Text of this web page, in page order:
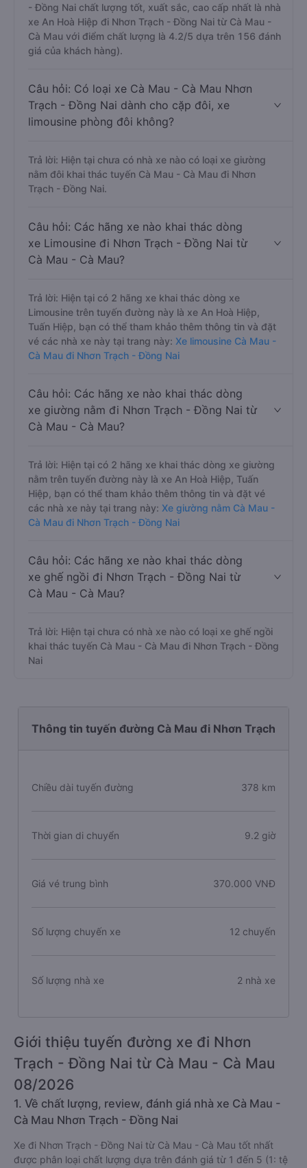
- Đồng Nai chất lượng tốt, xuất sắc, cao cấp nhất là nhà
xe An Hoà Hiệp đi Nhơn Trạch - Đồng Nai từ Cà Mau -
Cà Mau với điểm chất lượng là 4.2/5 dựa trên 156 đánh
giá của khách hàng).
Câu hỏi: Có loại xe Cà Mau - Cà Mau Nhơn
Trạch - Đồng Nai dành cho cặp đôi, xe
limousine phòng đôi không?
Trả lời: Hiện tại chưa có nhà xe nào có loại xe giường
nằm đôi khai thác tuyến Cà Mau - Cà Mau đi Nhơn
Trạch - Đồng Nai.
Câu hỏi: Các hãng xe nào khai thác dòng
xe Limousine đi Nhơn Trạch - Đồng Nai từ
Cà Mau - Cà Mau?
Trả lời: Hiện tại có 2 hãng xe khai thác dòng xe
Limousine trên tuyến đường này là xe An Hoà Hiệp,
Tuấn Hiệp, bạn có thể tham khảo thêm thông tin và đặt
vé các nhà xe này tại trang này: Xe limousine Cà Mau -
Cà Mau đi Nhơn Trạch - Đồng Nai
Câu hỏi: Các hãng xe nào khai thác dòng
xe giường nằm đi Nhơn Trạch - Đồng Nai từ
Cà Mau - Cà Mau?
Trả lời: Hiện tại có 2 hãng xe khai thác dòng xe giường
nằm trên tuyến đường này là xe An Hoà Hiệp, Tuấn
Hiệp, bạn có thể tham khảo thêm thông tin và đặt vé
các nhà xe này tại trang này: Xe giường nằm Cà Mau -
Cà Mau đi Nhơn Trạch - Đồng Nai
Câu hỏi: Các hãng xe nào khai thác dòng
xe ghế ngồi đi Nhơn Trạch - Đồng Nai từ
Cà Mau - Cà Mau?
Trả lời: Hiện tại chưa có nhà xe nào có loại xe ghế ngồi
khai thác tuyến Cà Mau - Cà Mau đi Nhơn Trạch - Đồng
Nai
Thông tin tuyến đường Cà Mau đi Nhơn Trạch
Chiều dài tuyến đường 378 km
Thời gian di chuyển 9.2 giờ
Giá vé trung bình 370.000 VNĐ
Số lượng chuyến xe 12 chuyến
Số lượng nhà xe 2 nhà xe
Giới thiệu tuyến đường xe đi Nhơn
Trạch - Đồng Nai từ Cà Mau - Cà Mau
08/2026
1. Về chất lượng, review, đánh giá nhà xe Cà Mau -
Cà Mau Nhơn Trạch - Đồng Nai
Xe đi Nhơn Trạch - Đồng Nai từ Cà Mau - Cà Mau tốt nhất
được phân loại chất lượng dựa trên đánh giá từ 1 đến 5 (1: tệ